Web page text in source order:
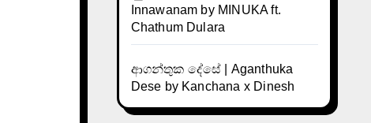
Innawanam by MINUKA ft.
Chathum Dulara
ආගන්තුක දේසේ | Aganthuka
Dese by Kanchana x Dinesh